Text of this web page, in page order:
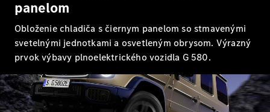
AMG GT
kupé
Mercedes-
AMG GT
4-dverové
kupé
Elektromobil
Vozidlá k
panelom
Obloženie chladiča s čiernym panelom so stmavenými
svetelnými jednotkami a osvetleným obrysom. Výrazný
prvok výbavy plnoelektrického vozidla G 580.